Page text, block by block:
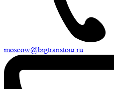
moscow@bigtranstour.ru